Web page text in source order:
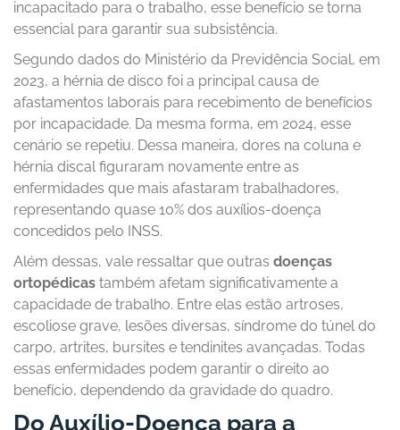
incapacitado para o trabalho, esse benefício se torna
essencial para garantir sua subsistência.
Segundo dados do Ministério da Previdência Social, em
2023, a hérnia de disco foi a principal causa de
afastamentos laborais para recebimento de benefícios
por incapacidade. Da mesma forma, em 2024, esse
cenário se repetiu. Dessa maneira, dores na coluna e
hérnia discal figuraram novamente entre as
enfermidades que mais afastaram trabalhadores,
representando quase 10% dos auxílios-doença
concedidos pelo INSS.
Além dessas, vale ressaltar que outras doenças
ortopédicas também afetam significativamente a
capacidade de trabalho. Entre elas estão artroses,
escoliose grave, lesões diversas, síndrome do túnel do
carpo, artrites, bursites e tendinites avançadas. Todas
essas enfermidades podem garantir o direito ao
benefício, dependendo da gravidade do quadro.
Do Auxílio-Doença para a